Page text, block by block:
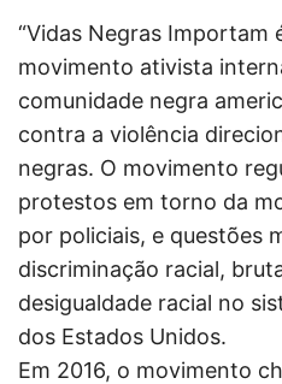
“Vidas Negras Importam
movimento ativista
comunidade negra
contra a violência
negras. O movimento
protestos em torno da
por policiais, e questões
discriminação racial,
desigualdade racial no
dos Estados Unidos.
Em 2016, o movimento